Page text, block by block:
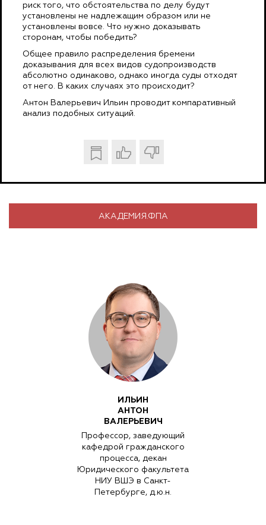
риск того, что обстоятельства по делу будут
установлены не надлежащим образом или не
установлены вовсе. Что нужно доказывать
сторонам, чтобы победить?
Общее правило распределения бремени
доказывания для всех видов судопроизводств
абсолютно одинаково, однако иногда суды отходят
от него. В каких случаях это происходит?
Антон Валерьевич Ильин проводит компаративный
анализ подобных ситуаций.
АКАДЕМИЯ.ФПА
ИЛЬИН
АНТОН
ВАЛЕРЬЕВИЧ
Профессор, заведующий
кафедрой гражданского
процесса, декан
Юридического факультета
НИУ ВШЭ в Санкт-
Петербурге, д.ю.н.